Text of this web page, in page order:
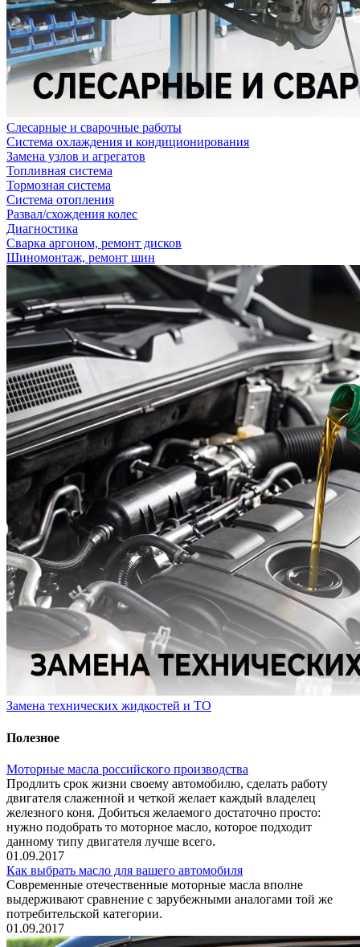
Слесарные и сварочные работы
Система охлаждения и кондиционирования
Замена узлов и агрегатов
Топливная система
Тормозная система
Система отопления
Развал/схождения колес
Диагностика
Сварка аргоном, ремонт дисков
Шиномонтаж, ремонт шин
Замена технических жидкостей и ТО
Полезное
Моторные масла российского производства
Продлить срок жизни своему автомобилю, сделать работу
двигателя слаженной и четкой желает каждый владелец
железного коня. Добиться желаемого достаточно просто:
нужно подобрать то моторное масло, которое подходит
данному типу двигателя лучше всего.
01.09.2017
Как выбрать масло для вашего автомобиля
Современные отечественные моторные масла вполне
выдерживают сравнение с зарубежными аналогами той же
потребительской категории.
01.09.2017